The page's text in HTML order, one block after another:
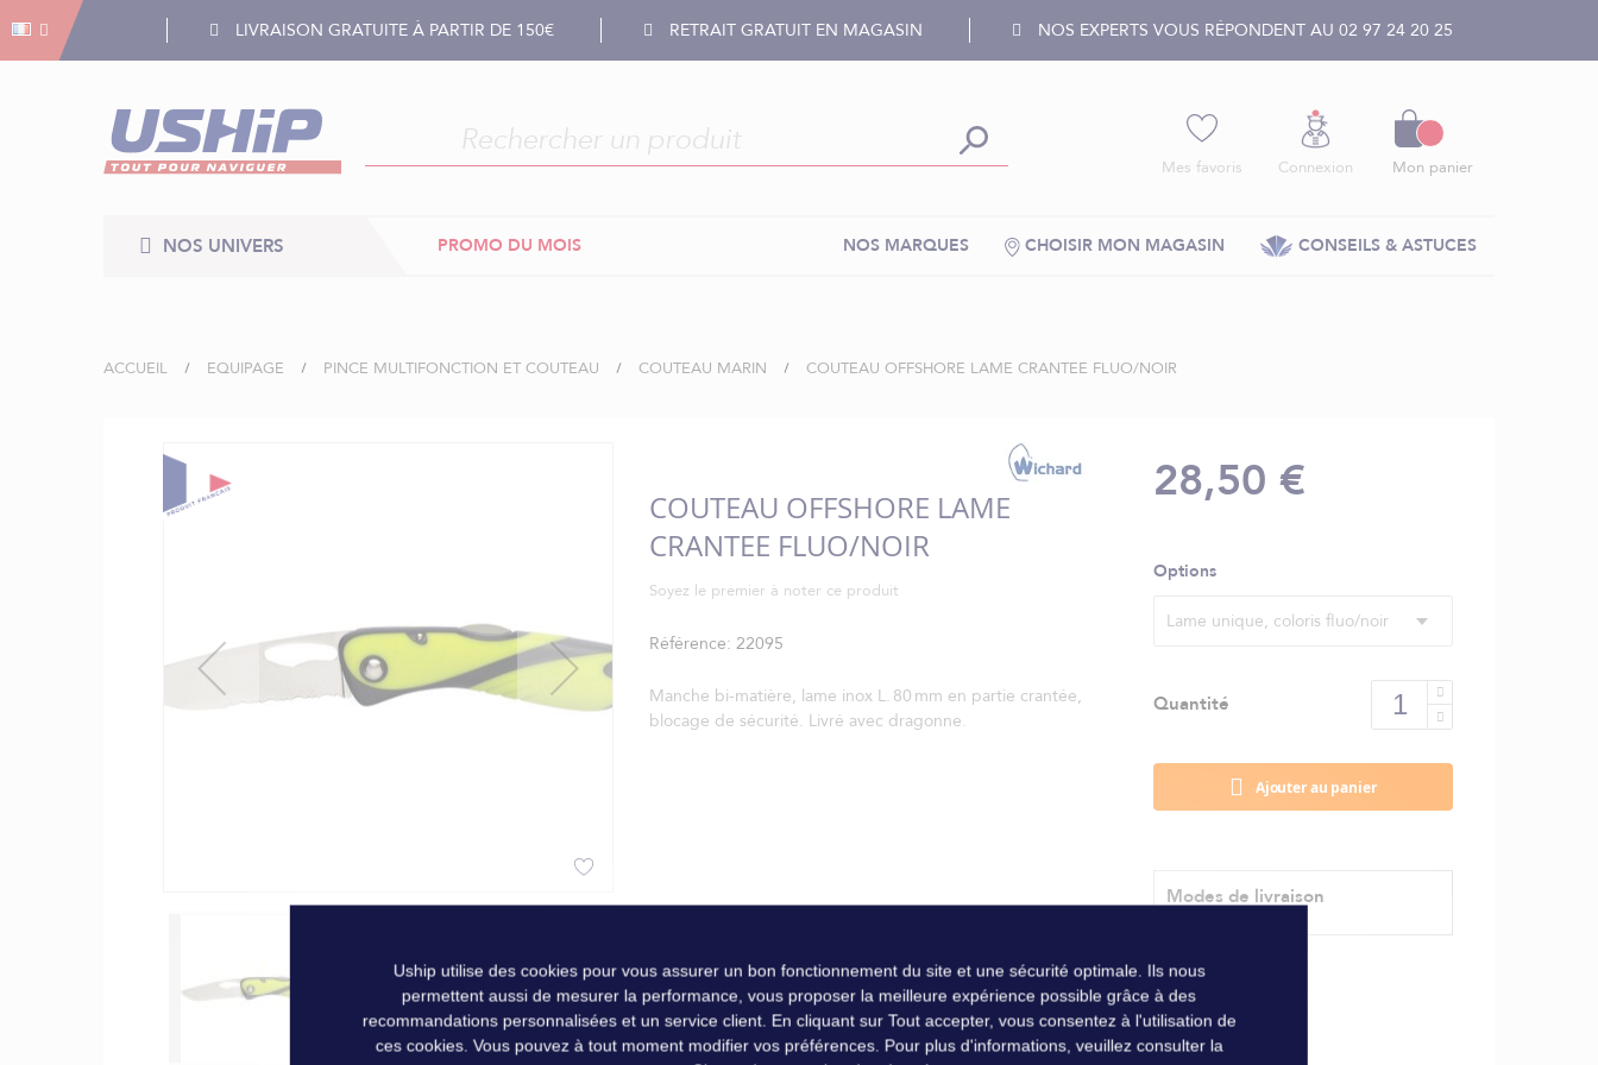
LIVRAISON GRATUITE À PARTIR DE 150€ RETRAIT GRATUIT EN MAGASIN NOS EXPERTS VOUS RÉPONDENT AU 02 97 24 20 25
Mes favoris Connexion Mon panier
NOS UNIVERS PROMO DU MOIS CONSEILS & ASTUCES
CHOISIR MON MAGASIN
NOS MARQUES
ACCUEIL EQUIPAGE PINCE MULTIFONCTION ET COUTEAU COUTEAU MARIN COUTEAU OFFSHORE LAME CRANTEE FLUO/NOIR
Skip
the
COUTEAU OFFSHORE LAME
CRANTEE FLUO/NOIR
Soyez le premier à noter ce produit
Référence 22095
Manche bi-matière, lame inox L. 80 mm en partie crantée,
blocage de sécurité. Livré avec dragonne.
28,50 €
Options
Lame unique, coloris fluo/noir
Quantité
Ajouter au panier
Modes de livraison
Gestion des cookies
Uship utilise des cookies pour vous assurer un bon fonctionnement du site et une sécurité optimale. Ils nous
permettent aussi de mesurer la performance, vous proposer la meilleure expérience possible grâce à des
recommandations personnalisées et un service client. En cliquant sur Tout accepter, vous consentez à l'utilisation de
ces cookies. Vous pouvez à tout moment modifier vos préférences. Pour plus d'informations, veuillez consulter la
Gestion des cookies